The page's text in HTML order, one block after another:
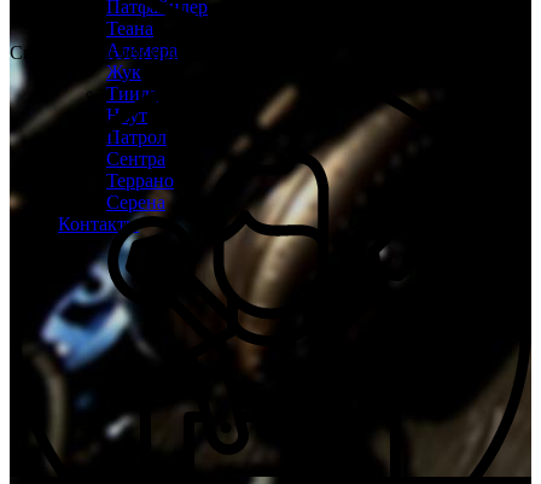
Патфайндер
Теана
Альмера
Жук
Тиида
Ноут
Патрол
Сентра
Террано
Серена
Контакты
Склад запчастей при каждом техцентре